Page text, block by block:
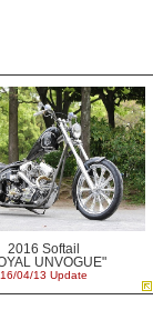
2016 Softail
UNVOGUE"
16/04/13 Update